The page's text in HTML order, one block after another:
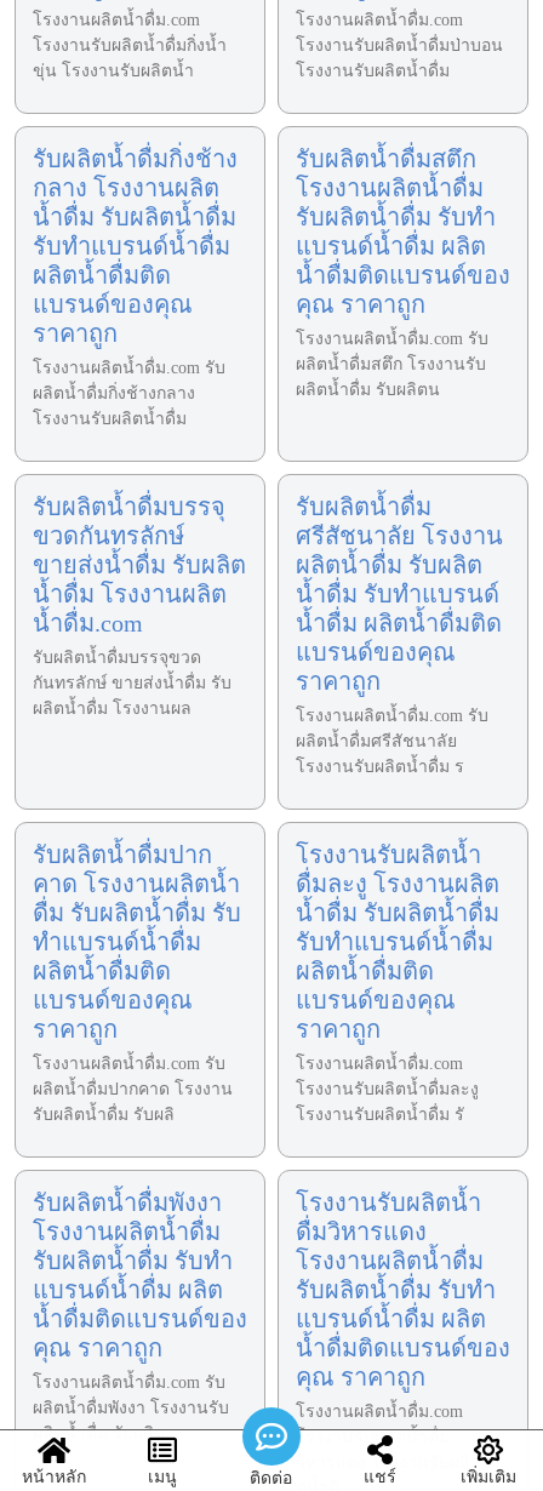
โรงงานผลิตน้ำดื่ม.com
โรงงานรับผลิตน้ำดื่มกิ่งน้ำ
ขุ่น โรงงานรับผลิตน้ำ
โรงงานผลิตน้ำดื่ม.com
โรงงานรับผลิตน้ำดื่มป่าบอน
โรงงานรับผลิตน้ำดื่ม
รับผลิตน้ำดื่มกิ่งช้าง
กลาง โรงงานผลิต
น้ำดื่ม รับผลิตน้ำดื่ม
รับทำแบรนด์น้ำดื่ม
ผลิตน้ำดื่มติด
แบรนด์ของคุณ
ราคาถูก
โรงงานผลิตน้ำดื่ม.com รับ
ผลิตน้ำดื่มกิ่งช้างกลาง
โรงงานรับผลิตน้ำดื่ม
รับผลิตน้ำดื่มสตึก
โรงงานผลิตน้ำดื่ม
รับผลิตน้ำดื่ม รับทำ
แบรนด์น้ำดื่ม ผลิต
น้ำดื่มติดแบรนด์ของ
คุณ ราคาถูก
โรงงานผลิตน้ำดื่ม.com รับ
ผลิตน้ำดื่มสตึก โรงงานรับ
ผลิตน้ำดื่ม รับผลิตน
รับผลิตน้ำดื่มบรรจุ
ขวดกันทรลักษ์
ขายส่งน้ำดื่ม รับผลิต
น้ำดื่ม โรงงานผลิต
น้ำดื่ม.com
รับผลิตน้ำดื่มบรรจุขวด
กันทรลักษ์ ขายส่งน้ำดื่ม รับ
ผลิตน้ำดื่ม โรงงานผล
รับผลิตน้ำดื่ม
ศรีสัชนาลัย โรงงาน
ผลิตน้ำดื่ม รับผลิต
น้ำดื่ม รับทำแบรนด์
น้ำดื่ม ผลิตน้ำดื่มติด
แบรนด์ของคุณ
ราคาถูก
โรงงานผลิตน้ำดื่ม.com รับ
ผลิตน้ำดื่มศรีสัชนาลัย
โรงงานรับผลิตน้ำดื่ม ร
รับผลิตน้ำดื่มปาก
คาด โรงงานผลิตน้ำ
ดื่ม รับผลิตน้ำดื่ม รับ
ทำแบรนด์น้ำดื่ม
ผลิตน้ำดื่มติด
แบรนด์ของคุณ
ราคาถูก
โรงงานผลิตน้ำดื่ม.com รับ
ผลิตน้ำดื่มปากคาด โรงงาน
รับผลิตน้ำดื่ม รับผลิ
โรงงานรับผลิตน้ำ
ดื่มละงู โรงงานผลิต
น้ำดื่ม รับผลิตน้ำดื่ม
รับทำแบรนด์น้ำดื่ม
ผลิตน้ำดื่มติด
แบรนด์ของคุณ
ราคาถูก
โรงงานผลิตน้ำดื่ม.com
โรงงานรับผลิตน้ำดื่มละงู
โรงงานรับผลิตน้ำดื่ม รั
รับผลิตน้ำดื่มพังงา
โรงงานผลิตน้ำดื่ม
รับผลิตน้ำดื่ม รับทำ
แบรนด์น้ำดื่ม ผลิต
น้ำดื่มติดแบรนด์ของ
คุณ ราคาถูก
โรงงานผลิตน้ำดื่ม.com รับ
ผลิตน้ำดื่มพังงา โรงงานรับ
ผลิตน้ำดื่ม รับผลิต
โรงงานรับผลิตน้ำ
ดื่มวิหารแดง
โรงงานผลิตน้ำดื่ม
รับผลิตน้ำดื่ม รับทำ
แบรนด์น้ำดื่ม ผลิต
น้ำดื่มติดแบรนด์ของ
คุณ ราคาถูก
โรงงานผลิตน้ำดื่ม.com
โรงงานรับผลิตน้ำดื่ม
วิหารแดง โรงงานรับผลิ
หน้าหลัก เมนู ติดต่อ แชร์ เพิ่มเติม